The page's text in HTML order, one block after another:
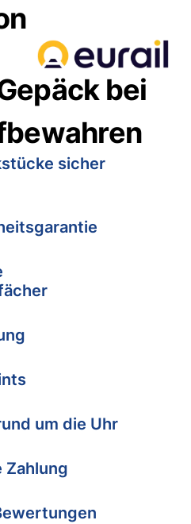
bei
sicher
um die Uhr
Zahlung